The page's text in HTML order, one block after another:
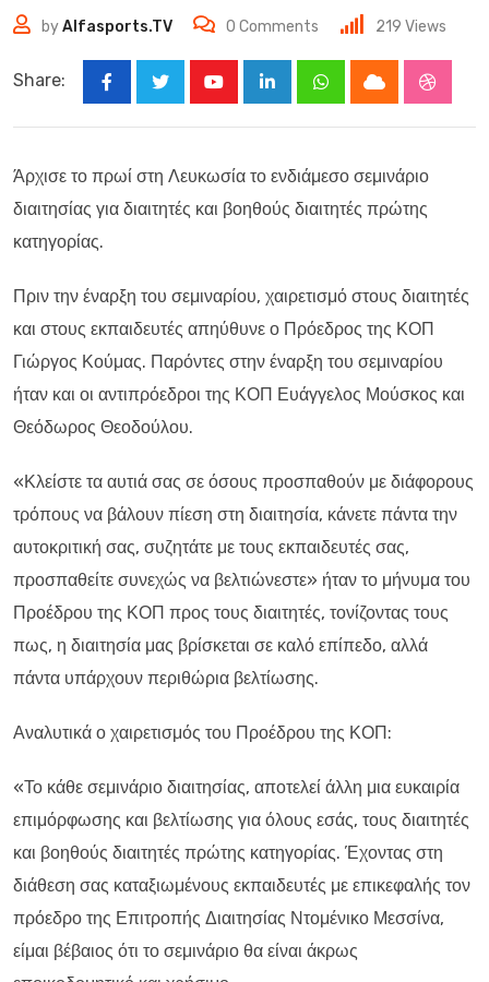
byAlfasports.TV 0 Comments 219 Views
Share:
LinkedInWhatsappCloud
Άρχισε το πρωί στη Λευκωσία το ενδιάμεσο σεμινάριο
διαιτησίας για διαιτητές και βοηθούς διαιτητές πρώτης
κατηγορίας.
Πριν την έναρξη του σεμιναρίου, χαιρετισμό στους διαιτητές
και στους εκπαιδευτές απηύθυνε ο Πρόεδρος της ΚΟΠ
Γιώργος Κούμας. Παρόντες στην έναρξη του σεμιναρίου
ήταν και οι αντιπρόεδροι της ΚΟΠ Ευάγγελος Μούσκος και
Θεόδωρος Θεοδούλου.
«Κλείστε τα αυτιά σας σε όσους προσπαθούν με διάφορους
τρόπους να βάλουν πίεση στη διαιτησία, κάνετε πάντα την
αυτοκριτική σας, συζητάτε με τους εκπαιδευτές σας,
προσπαθείτε συνεχώς να βελτιώνεστε» ήταν το μήνυμα του
Προέδρου της ΚΟΠ προς τους διαιτητές, τονίζοντας τους
πως, η διαιτησία μας βρίσκεται σε καλό επίπεδο, αλλά
πάντα υπάρχουν περιθώρια βελτίωσης.
Αναλυτικά ο χαιρετισμός του Προέδρου της ΚΟΠ:
«Το κάθε σεμινάριο διαιτησίας, αποτελεί άλλη μια ευκαιρία
επιμόρφωσης και βελτίωσης για όλους εσάς, τους διαιτητές
και βοηθούς διαιτητές πρώτης κατηγορίας. Έχοντας στη
διάθεση σας καταξιωμένους εκπαιδευτές με επικεφαλής τον
πρόεδρο της Επιτροπής Διαιτησίας Ντομένικο Μεσσίνα,
είμαι βέβαιος ότι το σεμινάριο θα είναι άκρως